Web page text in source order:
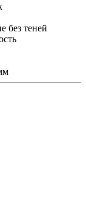
без теней